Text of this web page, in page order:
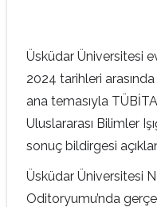
Üsküdar Üniversitesi
2024 tarihleri arasında
ana temasıyla
Uluslararası Bilimler
sonuç bildirgesi
Üsküdar Üniversitesi
Oditoryumu’nda